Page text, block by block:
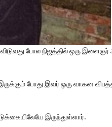
போல நிஜத்தில் ஒரு இளைஞர்
போது இவர் ஒரு வாகன
இருந்துள்ளார்.